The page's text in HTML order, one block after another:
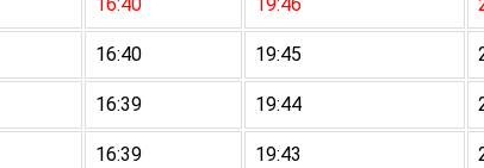
16:40 19:45
16:39 19:44
16:39 19:43